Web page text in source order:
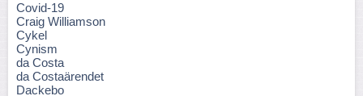
Covid-19
Craig Williamson
Cykel
Cynism
da Costa
da Costaärendet
Dackebo